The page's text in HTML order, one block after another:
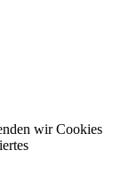
wir Cookies